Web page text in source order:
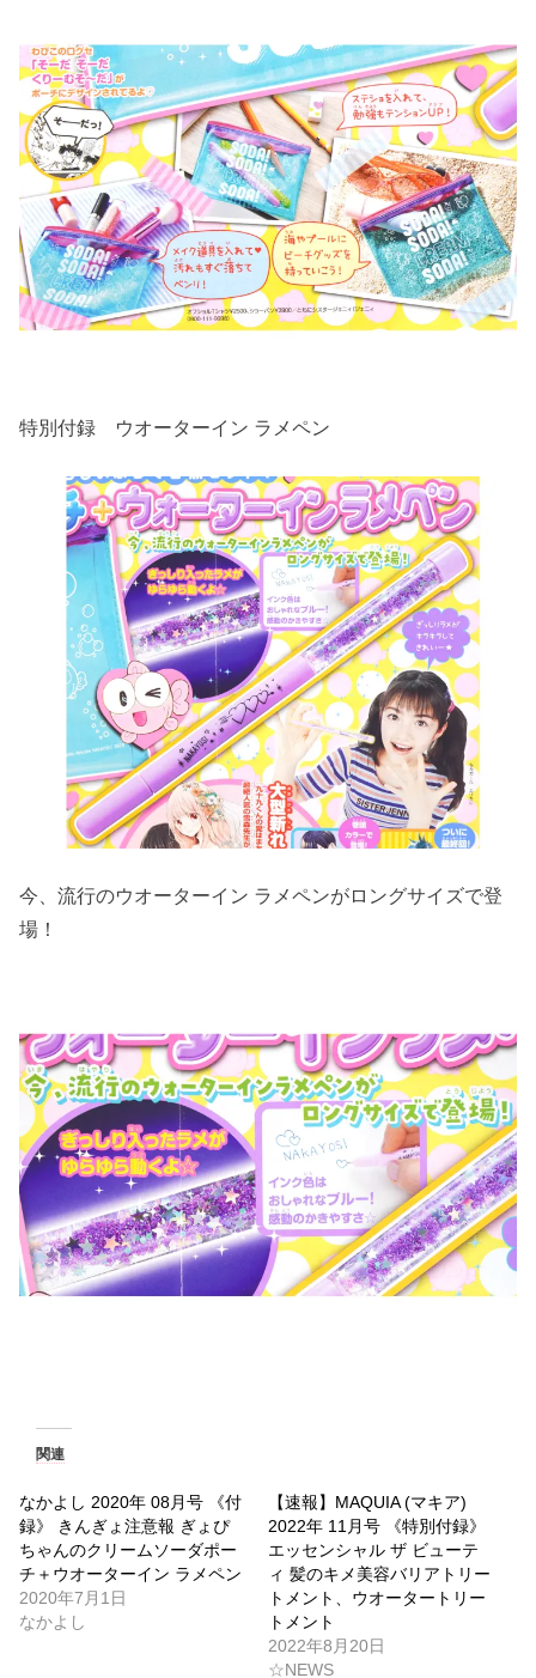
特別付録 ウオーターイン ラメペン
今、流行のウオーターイン ラメペンがロングサイズで登
場！
関連
なかよし 2020年 08月号 《付
録》 きんぎょ注意報 ぎょぴ
ちゃんのクリームソーダポー
チ＋ウオーターイン ラメペン
2020年7月1日
なかよし
【速報】MAQUIA (マキア)
2022年 11月号 《特別付録》
エッセンシャル ザ ビューテ
ィ 髪のキメ美容バリアトリー
トメント、ウオータートリー
トメント
2022年8月20日
☆NEWS